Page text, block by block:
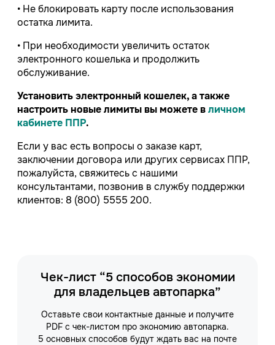
• Не блокировать карту после использования
остатка лимита.
• При необходимости увеличить остаток
электронного кошелька и продолжить
обслуживание.
Установить электронный кошелек, а также
настроить новые лимиты вы можете вличном
кабинете ППР.
Если у вас есть вопросы о заказе карт,
заключении договора или других сервисах ППР,
пожалуйста, свяжитесь с нашими
консультантами, позвонив в службу поддержки
клиентов: 8 (800) 5555 200.
Чек-лист “5 способов экономии
для владельцев автопарка”
Оставьте свои контактные данные и получите
PDF с чек-листом про экономию автопарка.
5 основных способов будут ждать вас на почте